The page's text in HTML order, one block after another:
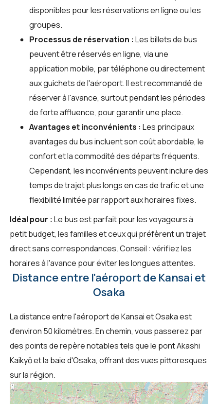
disponibles pour les réservations en ligne ou les
groupes.
Processus de réservation : Les billets de bus
peuvent être réservés en ligne, via une
application mobile, par téléphone ou directement
aux guichets de l'aéroport. Il est recommandé de
réserver à l'avance, surtout pendant les périodes
de forte affluence, pour garantir une place.
Avantages et inconvénients : Les principaux
avantages du bus incluent son coût abordable, le
confort et la commodité des départs fréquents.
Cependant, les inconvénients peuvent inclure des
temps de trajet plus longs en cas de trafic et une
flexibilité limitée par rapport aux horaires fixes.
Idéal pour : Le bus est parfait pour les voyageurs à
petit budget, les familles et ceux qui préfèrent un trajet
direct sans correspondances. Conseil : vérifiez les
horaires à l'avance pour éviter les longues attentes.
Distance entre l'aéroport de Kansai et
Osaka
La distance entre l'aéroport de Kansai et Osaka est
d'environ 50 kilomètres. En chemin, vous passerez par
des points de repère notables tels que le pont Akashi
Kaikyō et la baie d'Osaka, offrant des vues pittoresques
sur la région.